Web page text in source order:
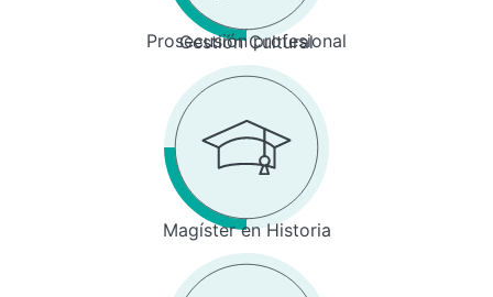
Prosecusión profesional
Gestión Cultural
Magíster en Historia